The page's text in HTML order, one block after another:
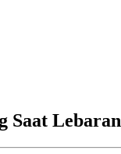
Saat Lebaran